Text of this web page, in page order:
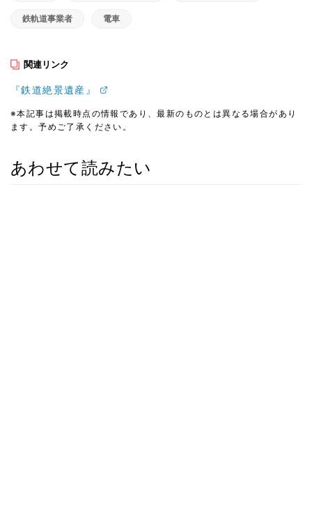
鉄軌道事業者 電車
関連リンク
『鉄道絶景遺産』
※本記事は掲載時点の情報であり、最新のものとは異なる場合があり
ます。予めご了承ください。
あわせて読みたい